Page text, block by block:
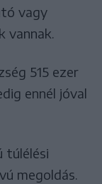
vagy
vannak.
515 ezer
ennél jóval
túlélési
megoldás.